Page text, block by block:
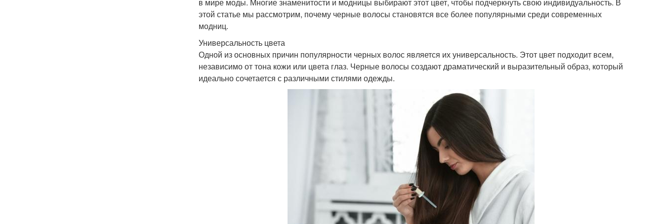
этой статье мы рассмотрим, почему черные волосы становятся все более популярными среди современных
модниц.
Универсальность цвета
Одной из основных причин популярности черных волос является их универсальность. Этот цвет подходит всем,
независимо от тона кожи или цвета глаз. Черные волосы создают драматический и выразительный образ, который
идеально сочетается с различными стилями одежды.